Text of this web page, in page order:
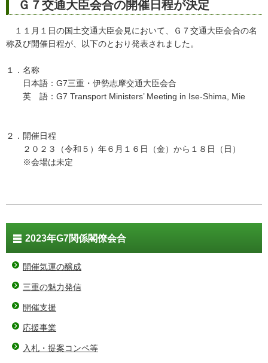
Ｇ７交通大臣会合の開催日程が決定
１１月１日の国土交通大臣会見において、Ｇ７交通大臣会合の名
称及び開催日程が、以下のとおり発表されました。
１．名称
日本語：G7三重・伊勢志摩交通大臣会合
英 語：G7 Transport Ministers’ Meeting in Ise-Shima, Mie
２．開催日程
２０２３（令和５）年６月１６日（金）から１８日（日）
※会場は未定
2023年G7関係閣僚会合
開催気運の醸成
三重の魅力発信
開催支援
応援事業
入札・提案コンペ等